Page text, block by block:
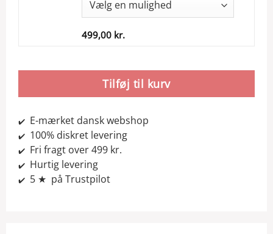
499,00 kr.
Tilføj til kurv
✔️E-mærket dansk webshop
✔️100% diskret levering
✔️Fri fragt over 499 kr.
✔️Hurtig levering
✔️5 ★ på Trustpilot